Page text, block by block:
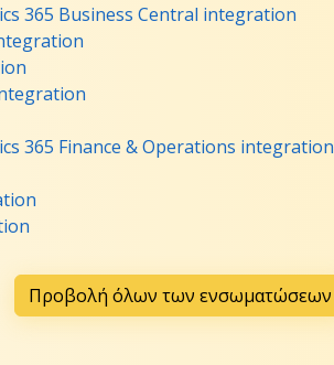
365 Business Central integration
365 Finance & Operations integration
Προβολή όλων των ενσωματώσεων